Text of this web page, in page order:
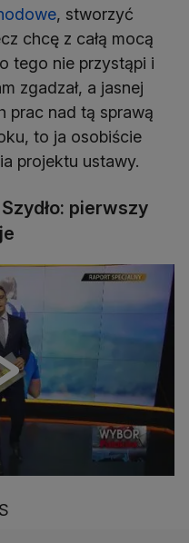
, stworzyć
chcę z całą mocą
tego nie przystąpi i
zgadzał, a jasnej
prac nad tą sprawą
to ja osobiście
projektu ustawy.
pierwszy